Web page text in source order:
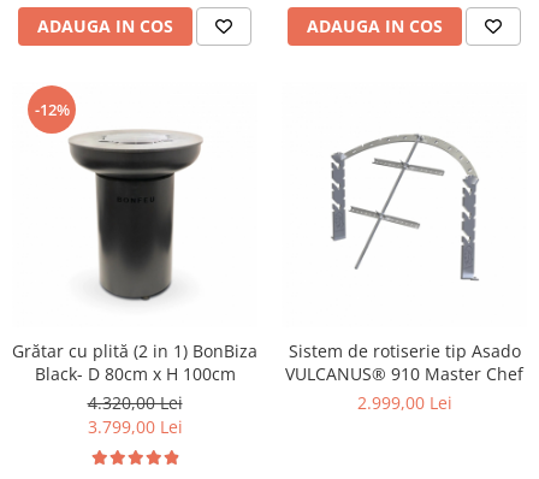
ADAUGA IN COS ADAUGA IN COS
-12%
Grătar cu plită (2 in 1) BonBiza
Black- D 80cm x H 100cm
4.320,00 Lei
3.799,00 Lei
Sistem de rotiserie tip Asado
VULCANUS® 910 Master Chef
2.999,00 Lei